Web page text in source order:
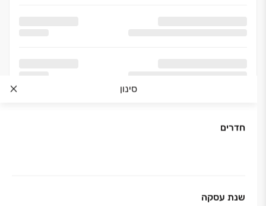
סינון
חדרים
שנת עסקה
אודות החברה